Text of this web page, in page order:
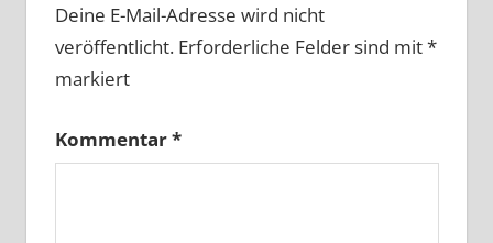
Deine E-Mail-Adresse wird nicht
veröffentlicht. Erforderliche Felder sind mit*
markiert
Kommentar*